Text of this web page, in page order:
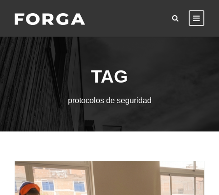
TAG
protocolos de seguridad